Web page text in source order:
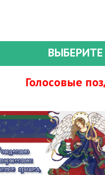
Голосовые